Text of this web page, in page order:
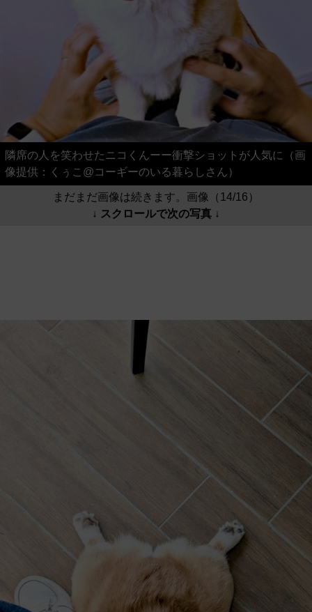
隣席の人を笑わせたニコくんーー衝撃ショットが人気に（画
像提供：くぅこ@コーギーのいる暮らしさん）
まだまだ画像は続きます。画像（14/16）
↓ スクロールで次の写真 ↓